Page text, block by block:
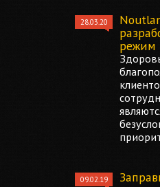
28.03.20
режим
09.02.19